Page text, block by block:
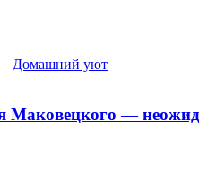
Домашний уют
Маковецкого —